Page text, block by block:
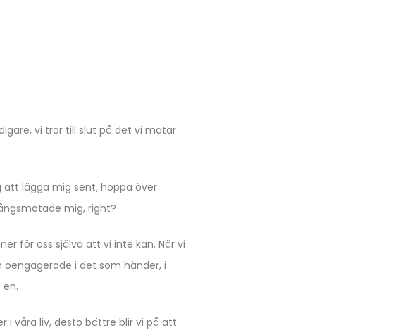
vi tror till slut på det vi matar
att lägga mig sent, hoppa över
mig, right?
för oss själva att vi inte kan. När vi
i det som händer, i
i våra liv, desto bättre blir vi på att